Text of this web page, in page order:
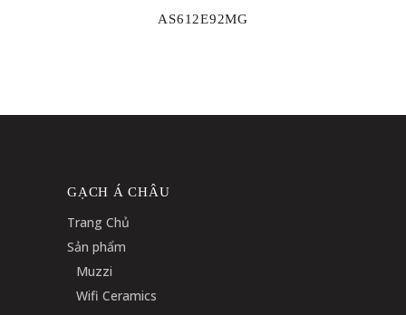
AS612E92MG
GẠCH Á CHÂU
Trang Chủ
Sản phẩm
Muzzi
Wifi Ceramics